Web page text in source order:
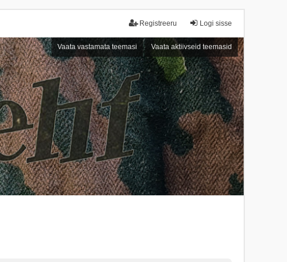
Logi sisse
Registreeru
Vaata vastamata teemasi Vaata aktiivseid teemasid